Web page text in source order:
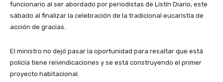
funcionario al ser abordado por periodistas de Listín Diario, este
sábado al finalizar la celebración de la tradicional eucaristía de
acción de gracias.
El ministro no dejó pasar la oportunidad para resaltar que está
policía tiene reivindicaciones y se está construyendo el primer
proyecto habitacional.